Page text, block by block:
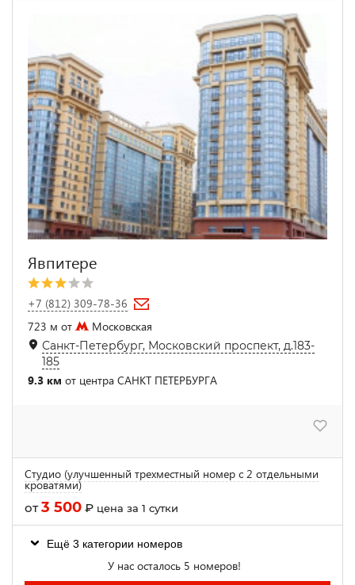
Явпитере
+7 (812) 309-78-36
723 м от
Московская
Санкт-Петербург, Московский проспект, д.183-
185
9.3 км от центра САНКТ ПЕТЕРБУРГА
Студио (улучшенный трехместный номер с 2 отдельными
кроватями)
от3 500 ₽ цена за 1 сутки
Ещё 3 категории номеров
У нас осталось 5 номеров!